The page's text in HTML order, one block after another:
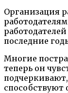
Организация
последние
Многие
теперь он
способствуют